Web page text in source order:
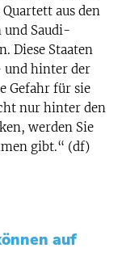
aus den
und Saudi-
Diese Staaten
und hinter der
Gefahr für sie
nur hinter den
werden Sie
gibt.“ (df)
auf